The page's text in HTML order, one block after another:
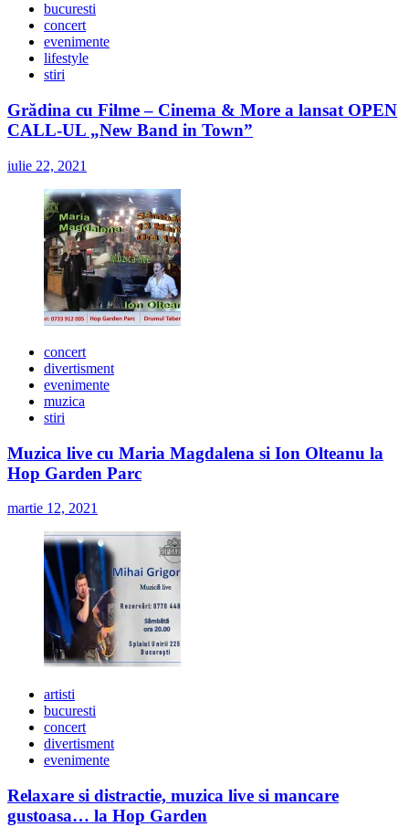
bucuresti
concert
evenimente
lifestyle
stiri
Grădina cu Filme – Cinema & More a lansat OPEN
CALL-UL „New Band in Town”
iulie 22, 2021
concert
divertisment
evenimente
muzica
stiri
Muzica live cu Maria Magdalena si Ion Olteanu la
Hop Garden Parc
martie 12, 2021
artisti
bucuresti
concert
divertisment
evenimente
Relaxare si distractie, muzica live si mancare
gustoasa… la Hop Garden